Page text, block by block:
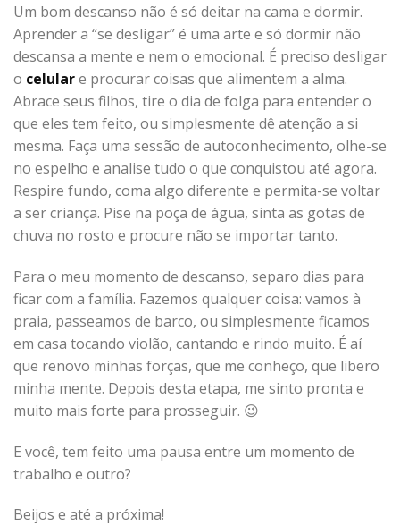
Um bom descanso não é só deitar na cama e dormir.
Aprender a “se desligar” é uma arte e só dormir não
descansa a mente e nem o emocional. É preciso desligar
o celulare procurar coisas que alimentem a alma.
Abrace seus filhos, tire o dia de folga para entender o
que eles tem feito, ou simplesmente dê atenção a si
mesma. Faça uma sessão de autoconhecimento, olhe-se
no espelho e analise tudo o que conquistou até agora.
Respire fundo, coma algo diferente e permita-se voltar
a ser criança. Pise na poça de água, sinta as gotas de
chuva no rosto e procure não se importar tanto.
Para o meu momento de descanso, separo dias para
ficar com a família. Fazemos qualquer coisa: vamos à
praia, passeamos de barco, ou simplesmente ficamos
em casa tocando violão, cantando e rindo muito. É aí
que renovo minhas forças, que me conheço, que libero
minha mente. Depois desta etapa, me sinto pronta e
muito mais forte para prosseguir. 😉
E você, tem feito uma pausa entre um momento de
trabalho e outro?
Beijos e até a próxima!